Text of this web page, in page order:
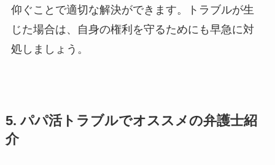
仰ぐことで適切な解決ができます。トラブルが生
じた場合は、自身の権利を守るためにも早急に対
処しましょう。
5. パパ活トラブルでオススメの弁護士紹
介